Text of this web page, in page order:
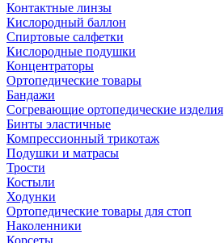
Контактные линзы
Кислородный баллон
Спиртовые салфетки
Кислородные подушки
Концентраторы
Ортопедические товары
Бандажи
Согревающие ортопедические изделия
Бинты эластичные
Компрессионный трикотаж
Подушки и матрасы
Трости
Костыли
Ходунки
Ортопедические товары для стоп
Наколенники
Корсеты